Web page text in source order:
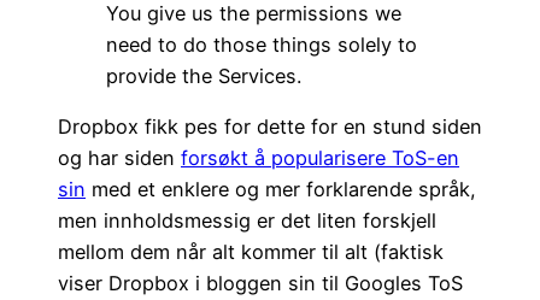
You give us the permissions we
need to do those things solely to
provide the Services.
Dropbox fikk pes for dette for en stund siden
og har siden forsøkt å popularisere ToS-en
sin med et enklere og mer forklarende språk,
men innholdsmessig er det liten forskjell
mellom dem når alt kommer til alt (faktisk
viser Dropbox i bloggen sin til Googles ToS